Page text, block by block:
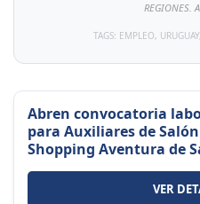
REGIONES.
TAGS: EMPLEO,
Abren convocatoria
para Auxiliares de
Shopping Aventura de
VER